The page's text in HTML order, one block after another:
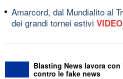
Amarcord, dal Mundialito al
dei grandi tornei estivi VIDEO
Blasting News lavora con
contro le fake news